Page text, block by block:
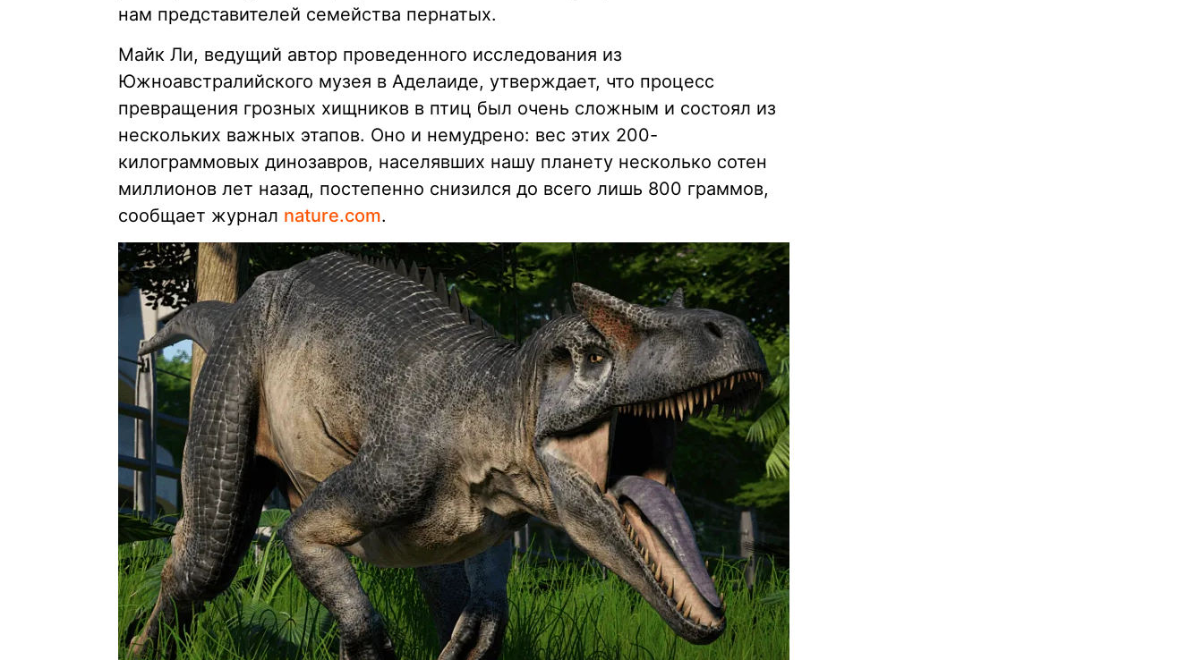
нам представителей семейства пернатых.
Майк Ли, ведущий автор проведенного исследования из
Южноавстралийского музея в Аделаиде, утверждает, что процесс
превращения грозных хищников в птиц был очень сложным и состоял из
нескольких важных этапов. Оно и немудрено: вес этих 200-
килограммовых динозавров, населявших нашу планету несколько сотен
миллионов лет назад, постепенно снизился до всего лишь 800 граммов,
сообщает журнал nature.com.